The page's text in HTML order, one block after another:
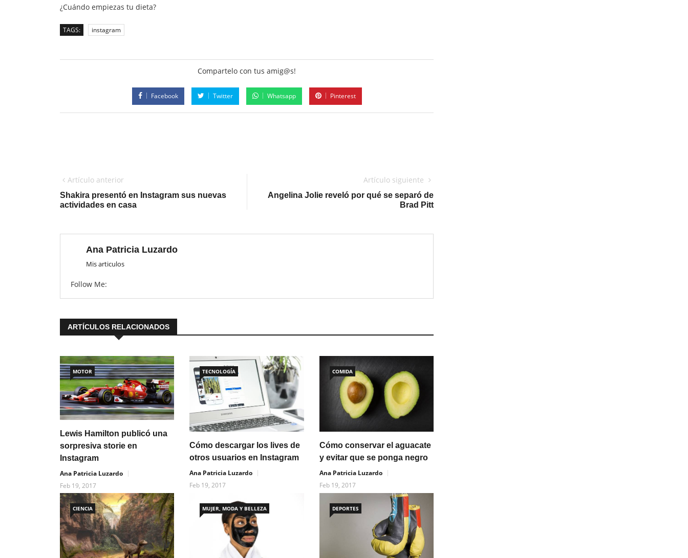
¿Cuándo empiezas tu dieta?
TAGS: instagram
Compartelo con tus amig@s!
Facebook Twitter Whatsapp Pinterest
Artículo anterior
Shakira presentó en Instagram sus nuevas
actividades en casa
Artículo siguiente
Angelina Jolie reveló por qué se separó de
Brad Pitt
Ana Patricia Luzardo
Mis articulos
Follow Me:
ARTÍCULOS RELACIONADOS
MOTOR
Lewis Hamilton publicó una
sorpresiva storie en
Instagram
Ana Patricia Luzardo
Feb 19, 2017
TECNOLOGÍA
Cómo descargar los lives de
otros usuarios en Instagram
Ana Patricia Luzardo
Feb 19, 2017
COMIDA
Cómo conservar el aguacate
y evitar que se ponga negro
Ana Patricia Luzardo
Feb 19, 2017
CIENCIA MUJER, MODA Y BELLEZA DEPORTES